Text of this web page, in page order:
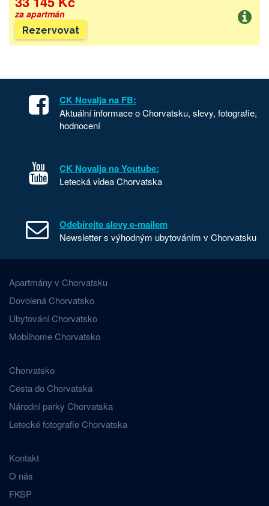
za apartmán
Rezervovat
CK Novalja na FB:
Aktuální informace o Chorvatsku, slevy, fotografie,
hodnocení
CK Novalja na Youtube:
Letecká videa Chorvatska
Odebírejte slevy e-mailem
Newsletter s výhodným ubytováním v Chorvatsku
Apartmány v Chorvatsku
Dovolená Chorvatsko
Ubytování Chorvatsko
Mobilhome Chorvatsko
Chorvatsko
Cesta do Chorvatska
Národní parky Chorvatska
Letecké fotografie Chorvatska
Kontakt
O nás
FKSP